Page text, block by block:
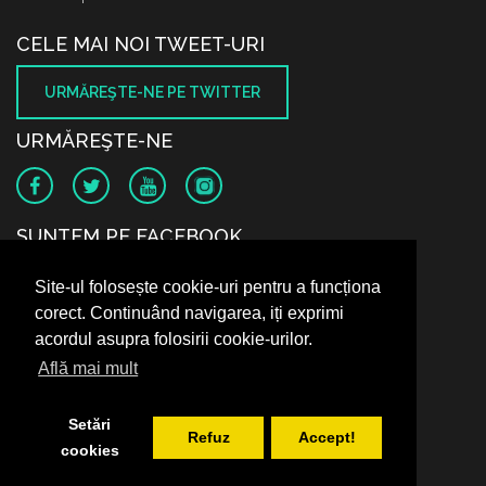
Site-ul folosește cookie-uri pentru a funcționa
corect. Continuând navigarea, iți exprimi
acordul asupra folosirii cookie-urilor.
Află mai mult
Setări
cookies
Refuz Accept!
CELE MAI NOI TWEET-URI
URMĂREŞTE-NE PE TWITTER
URMĂREŞTE-NE
SUNTEM PE FACEBOOK